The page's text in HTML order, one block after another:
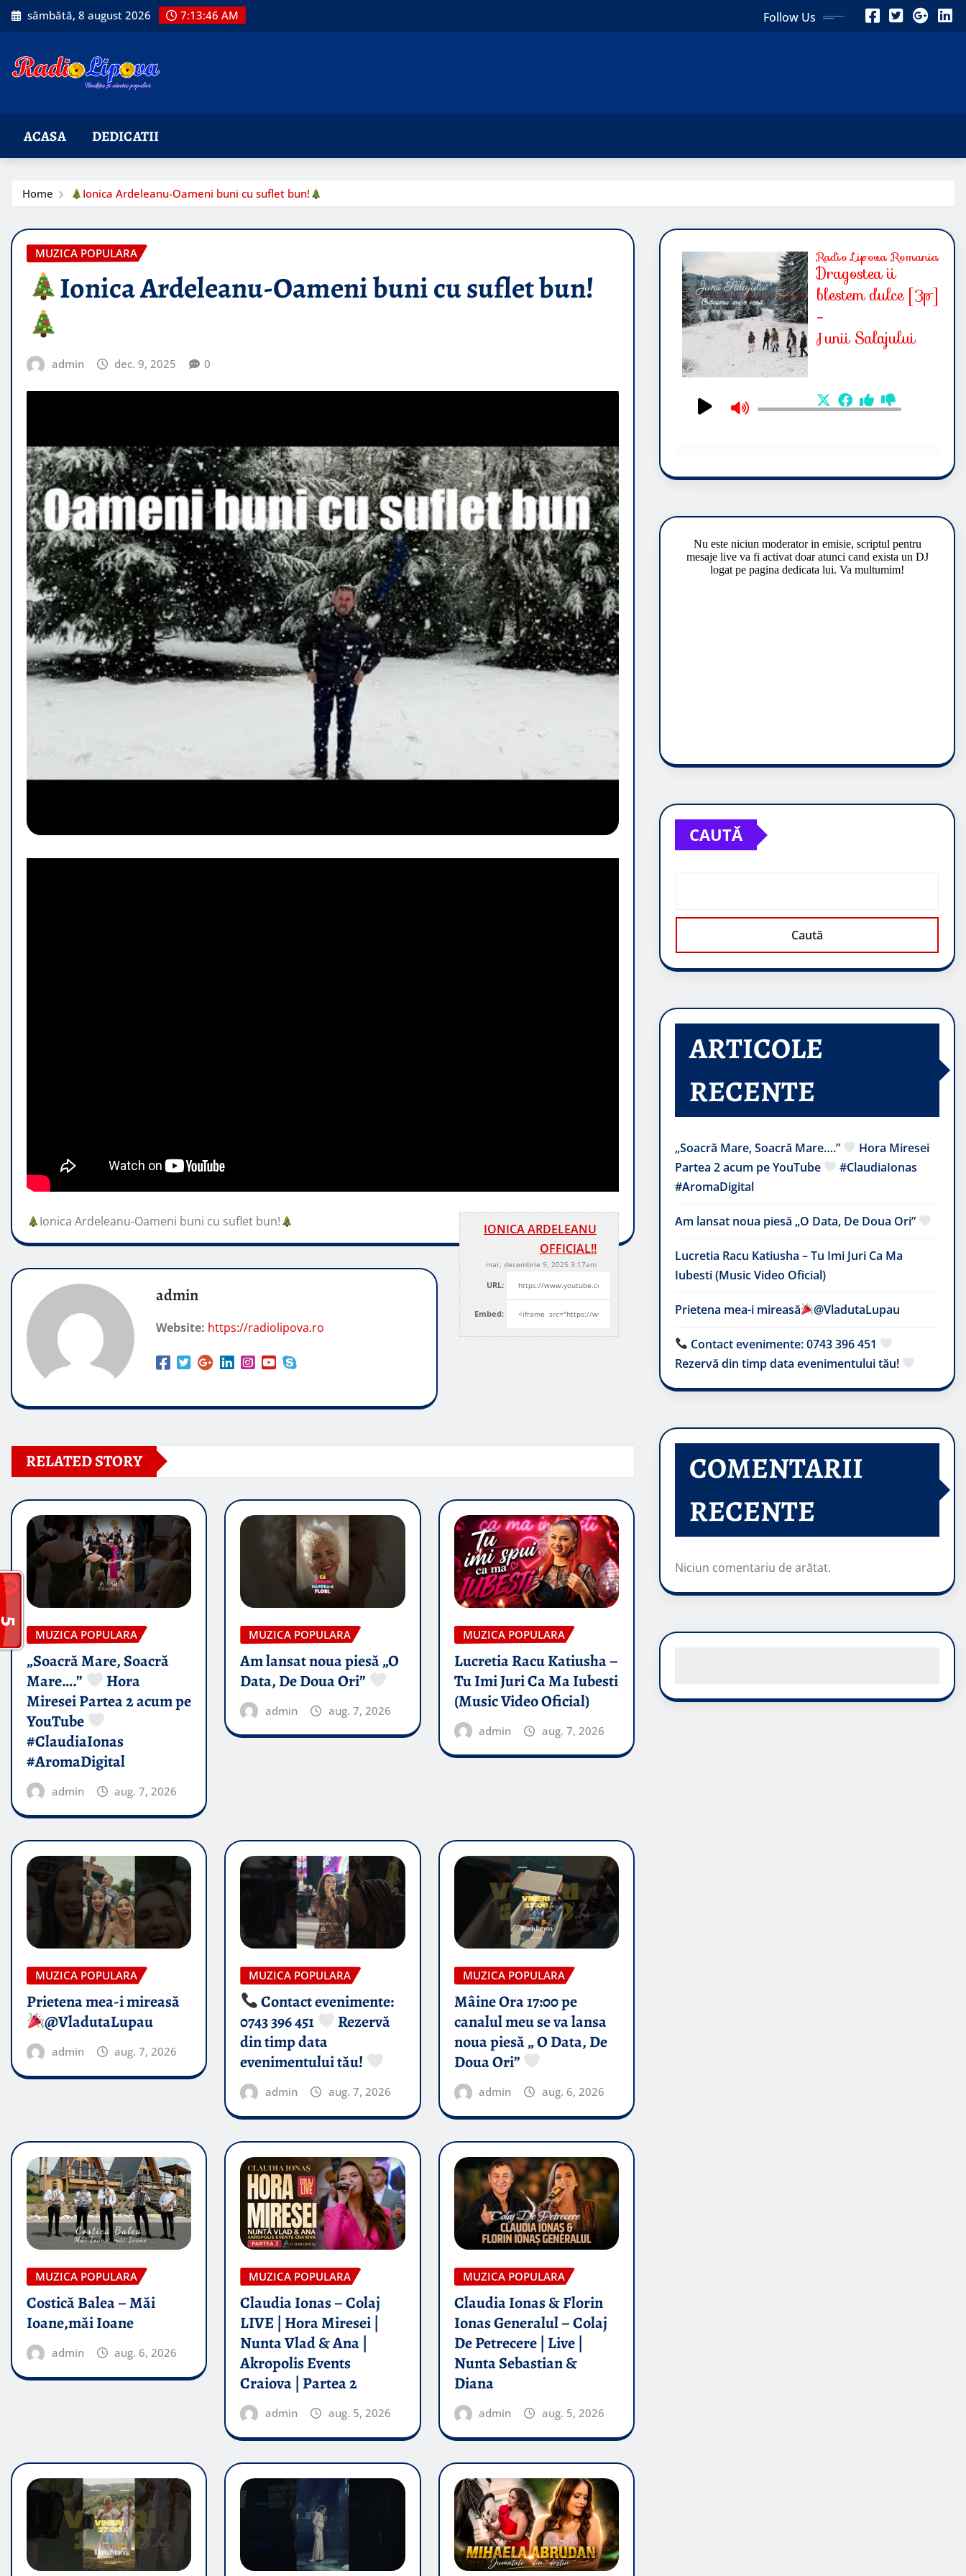
Skip
to
sâmbătă, 8 august 2026 7:13:47 AM Follow Us
ACASA DEDICATII
Home Ionica Ardeleanu-Oameni buni cu suflet bun!
MUZICA POPULARA
Ionica Ardeleanu-Oameni buni cu suflet bun!
admin dec. 9, 2025 0
IONICA ARDELEANU
OFFICIAL!!
mar, decembrie 9, 2025 3:17am
URL:
Embed:
Ionica Ardeleanu-Oameni buni cu suflet bun!
admin
Website: https://radiolipova.ro
RELATED STORY
MUZICA POPULARA
„Soacră Mare, Soacră
Mare….”
Hora
Miresei Partea 2 acum pe
YouTube
#ClaudiaIonas
#AromaDigital
admin aug. 7, 2026
MUZICA POPULARA
Am lansat noua piesă „O
Data, De Doua Ori”
admin aug. 7, 2026
MUZICA POPULARA
Lucretia Racu Katiusha –
Tu Imi Juri Ca Ma Iubesti
(Music Video Oficial)
admin aug. 7, 2026
MUZICA POPULARA
Prietena mea-i mireasă​
@VladutaLupau
admin aug. 7, 2026
MUZICA POPULARA
Contact evenimente:
0743 396 451
Rezervă
din timp data
evenimentului tău!
admin aug. 7, 2026
MUZICA POPULARA
Mâine Ora 17:00 pe
canalul meu se va lansa
noua piesă „ O Data, De
Doua Ori”
admin aug. 6, 2026
MUZICA POPULARA
Costică Balea – Măi
Ioane,măi Ioane
admin aug. 6, 2026
MUZICA POPULARA
Claudia Ionas – Colaj
LIVE | Hora Miresei |
Nunta Vlad & Ana |
Akropolis Events
Craiova | Partea 2
admin aug. 5, 2026
MUZICA POPULARA
Claudia Ionas & Florin
Ionas Generalul – Colaj
De Petrecere | Live |
Nunta Sebastian &
Diana
admin aug. 5, 2026
CAUTĂ
Caută
ARTICOLE
RECENTE
„Soacră Mare, Soacră Mare….”
Hora Miresei
Partea 2 acum pe YouTube
#ClaudiaIonas
#AromaDigital
Am lansat noua piesă „O Data, De Doua Ori”
Lucretia Racu Katiusha – Tu Imi Juri Ca Ma
Iubesti (Music Video Oficial)
Prietena mea-i mireasă​ @VladutaLupau
Contact evenimente: 0743 396 451
Rezervă din timp data evenimentului tău!
COMENTARII
RECENTE
Niciun comentariu de arătat.